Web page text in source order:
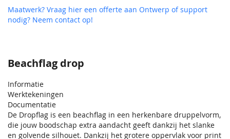
Beachflag drop
Informatie
Werktekeningen
Documentatie
De Dropflag is een beachflag in een herkenbare druppelvorm,
die jouw boodschap extra aandacht geeft dankzij het slanke
en golvende silhouet. Dankzij het grotere oppervlak voor print
Maatwerk? Vraag hier een offerte aan Ontwerp of support
nodig? Neem contact op!